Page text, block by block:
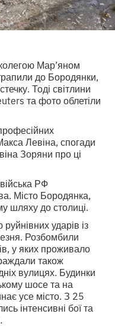
Мар’яном
до Бородянки,
Тоді світлини
та фото облетіли
Левіна, спогади
Зоряни про ці
РФ
Місто Бородянка,
шляху до столиці.
ударів із
Розбомбили
у яких проживало
також
вулицях. Будинки
шосе та на
усе місто. З 25
інтенсивні бої та